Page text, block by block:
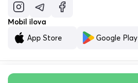
Mobil ilova
App Store
Google Play